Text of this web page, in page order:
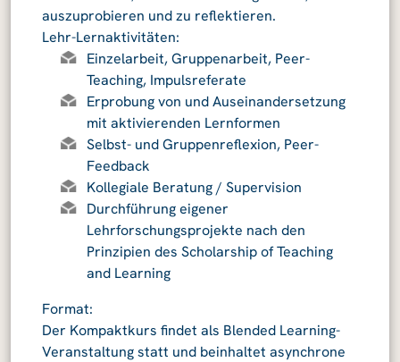
auszuprobieren und zu reflektieren.
Lehr-Lernaktivitäten:
Einzelarbeit, Gruppenarbeit, Peer-
Teaching, Impulsreferate
Erprobung von und Auseinandersetzung
mit aktivierenden Lernformen
Selbst- und Gruppenreflexion, Peer-
Feedback
Kollegiale Beratung / Supervision
Durchführung eigener
Lehrforschungsprojekte nach den
Prinzipien des Scholarship of Teaching
and Learning
Format:
Der Kompaktkurs findet als Blended Learning-
Veranstaltung statt und beinhaltet asynchrone